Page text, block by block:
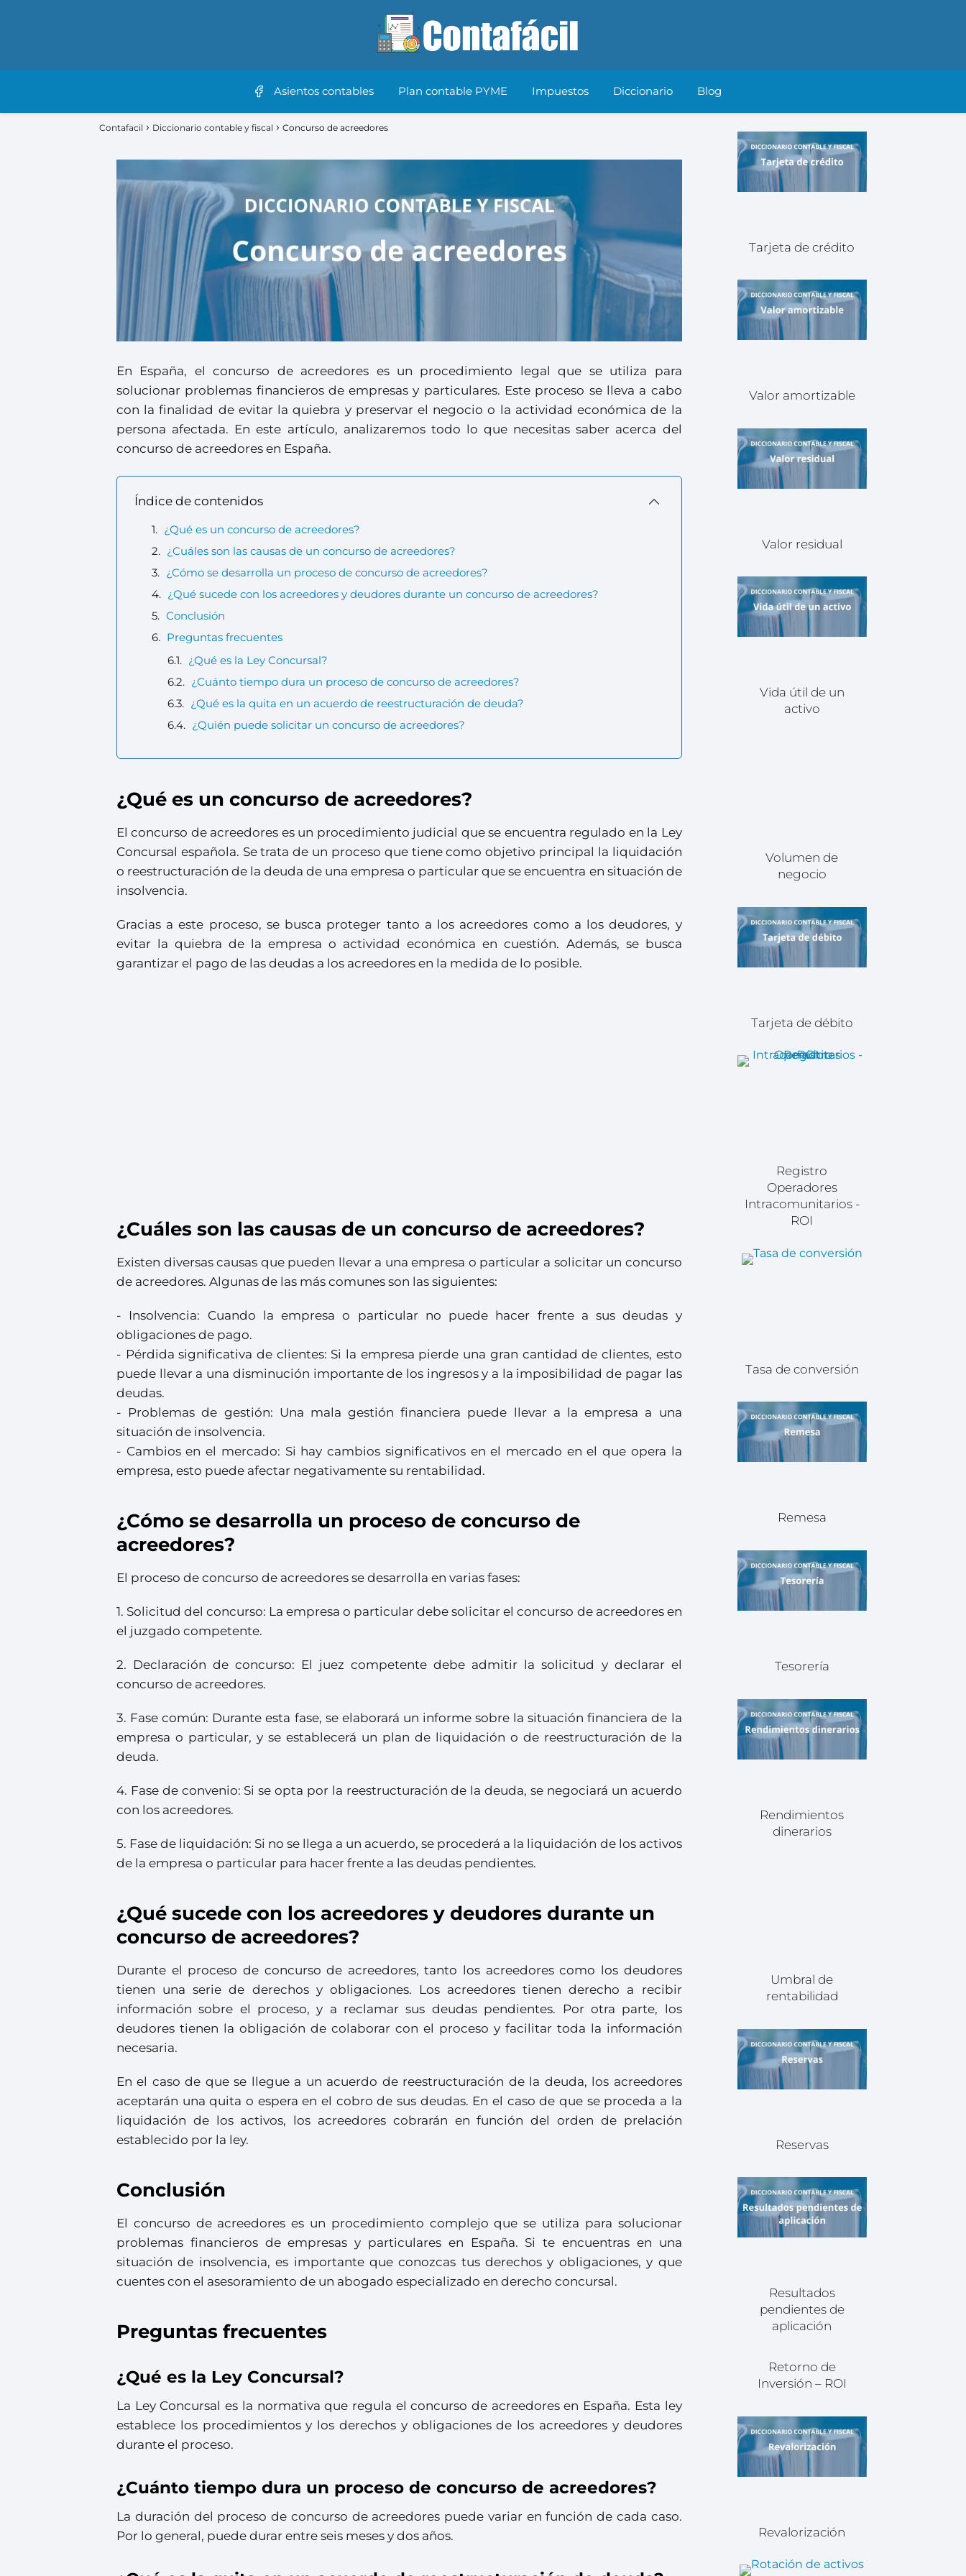
Asientos contables Plan contable PYME Impuestos Diccionario Blog
Contafacil Diccionario contable y fiscal Concurso de acreedores
En España, el concurso de acreedores es un procedimiento legal que se utiliza para
solucionar problemas financieros de empresas y particulares. Este proceso se lleva a cabo
con la finalidad de evitar la quiebra y preservar el negocio o la actividad económica de la
persona afectada. En este artículo, analizaremos todo lo que necesitas saber acerca del
concurso de acreedores en España.
Índice de contenidos
¿Qué es un concurso de acreedores?
¿Cuáles son las causas de un concurso de acreedores?
¿Cómo se desarrolla un proceso de concurso de acreedores?
¿Qué sucede con los acreedores y deudores durante un concurso de acreedores?
Conclusión
Preguntas frecuentes
¿Qué es la Ley Concursal?
¿Cuánto tiempo dura un proceso de concurso de acreedores?
¿Qué es la quita en un acuerdo de reestructuración de deuda?
¿Quién puede solicitar un concurso de acreedores?
¿Qué es un concurso de acreedores?
El concurso de acreedores es un procedimiento judicial que se encuentra regulado en la Ley
Concursal española. Se trata de un proceso que tiene como objetivo principal la liquidación
o reestructuración de la deuda de una empresa o particular que se encuentra en situación de
insolvencia.
Gracias a este proceso, se busca proteger tanto a los acreedores como a los deudores, y
evitar la quiebra de la empresa o actividad económica en cuestión. Además, se busca
garantizar el pago de las deudas a los acreedores en la medida de lo posible.
¿Cuáles son las causas de un concurso de acreedores?
Existen diversas causas que pueden llevar a una empresa o particular a solicitar un concurso
de acreedores. Algunas de las más comunes son las siguientes:
- Insolvencia: Cuando la empresa o particular no puede hacer frente a sus deudas y
obligaciones de pago.
- Pérdida significativa de clientes: Si la empresa pierde una gran cantidad de clientes, esto
puede llevar a una disminución importante de los ingresos y a la imposibilidad de pagar las
deudas.
- Problemas de gestión: Una mala gestión financiera puede llevar a la empresa a una
situación de insolvencia.
- Cambios en el mercado: Si hay cambios significativos en el mercado en el que opera la
empresa, esto puede afectar negativamente su rentabilidad.
¿Cómo se desarrolla un proceso de concurso de
acreedores?
El proceso de concurso de acreedores se desarrolla en varias fases:
1. Solicitud del concurso: La empresa o particular debe solicitar el concurso de acreedores en
el juzgado competente.
2. Declaración de concurso: El juez competente debe admitir la solicitud y declarar el
concurso de acreedores.
3. Fase común: Durante esta fase, se elaborará un informe sobre la situación financiera de la
empresa o particular, y se establecerá un plan de liquidación o de reestructuración de la
deuda.
4. Fase de convenio: Si se opta por la reestructuración de la deuda, se negociará un acuerdo
con los acreedores.
5. Fase de liquidación: Si no se llega a un acuerdo, se procederá a la liquidación de los activos
de la empresa o particular para hacer frente a las deudas pendientes.
¿Qué sucede con los acreedores y deudores durante un
concurso de acreedores?
Durante el proceso de concurso de acreedores, tanto los acreedores como los deudores
tienen una serie de derechos y obligaciones. Los acreedores tienen derecho a recibir
información sobre el proceso, y a reclamar sus deudas pendientes. Por otra parte, los
deudores tienen la obligación de colaborar con el proceso y facilitar toda la información
necesaria.
En el caso de que se llegue a un acuerdo de reestructuración de la deuda, los acreedores
aceptarán una quita o espera en el cobro de sus deudas. En el caso de que se proceda a la
liquidación de los activos, los acreedores cobrarán en función del orden de prelación
establecido por la ley.
Conclusión
El concurso de acreedores es un procedimiento complejo que se utiliza para solucionar
problemas financieros de empresas y particulares en España. Si te encuentras en una
situación de insolvencia, es importante que conozcas tus derechos y obligaciones, y que
cuentes con el asesoramiento de un abogado especializado en derecho concursal.
Preguntas frecuentes
¿Qué es la Ley Concursal?
La Ley Concursal es la normativa que regula el concurso de acreedores en España. Esta ley
establece los procedimientos y los derechos y obligaciones de los acreedores y deudores
durante el proceso.
¿Cuánto tiempo dura un proceso de concurso de acreedores?
La duración del proceso de concurso de acreedores puede variar en función de cada caso.
Por lo general, puede durar entre seis meses y dos años.
Tarjeta de crédito
Valor amortizable
Valor residual
Vida útil de un
activo
Volumen de
negocio
Tarjeta de débito
Registro
Operadores
Intracomunitarios -
ROI
Tasa de conversión
Remesa
Tesorería
Rendimientos
dinerarios
Umbral de
rentabilidad
Reservas
Resultados
pendientes de
aplicación
Retorno de
Inversión – ROI
Revalorización